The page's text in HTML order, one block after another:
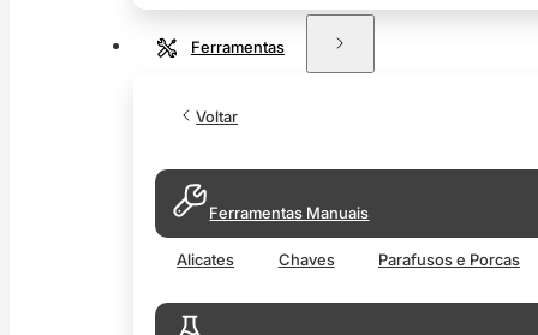
Ferramentas
Voltar
Ferramentas Manuais
Alicates Chaves Parafusos e Porcas